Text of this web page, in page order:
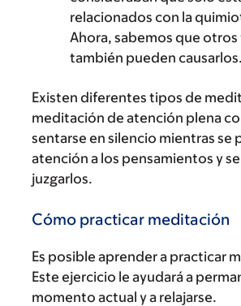
relacionados con la
Ahora, sabemos que
también pueden causarlos.
Existen diferentes tipos de
meditación de atención plena
sentarse en silencio mientras se
atención a los pensamientos y
juzgarlos.
Cómo practicar meditación
Es posible aprender a practicar
Este ejercicio le ayudará a
momento actual y a relajarse.